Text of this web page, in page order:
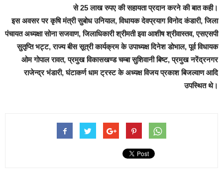
से 25 लाख रुपए की सहायता प्रदान करने की बात कही।
इस अवसर पर कृषि मंत्री सुबोध उनियाल, विधायक देवप्रयाग विनोद कंडारी, जिला
पंचायत अध्यक्षा सोना सजवाण, जिलाधिकारी श्रीमती इवा आशीष श्रीवास्तव, एसएसपी
सुतृप्ति भट्ट, राज्य बीस सूत्री कार्यक्रम के उपाध्यक्ष दिनेश डोभाल, पूर्व विधायक
ओम गोपाल रावत, प्रमुख विकासखण्ड चम्बा सुशिवानी बिष्ट, प्रमुख नरेंद्रनगर
राजेन्द्र भंडारी, घंटाकर्ण धाम ट्रस्ट के अध्यक्ष विजय प्रकाश बिजल्वाण आदि
उपस्थित थे।